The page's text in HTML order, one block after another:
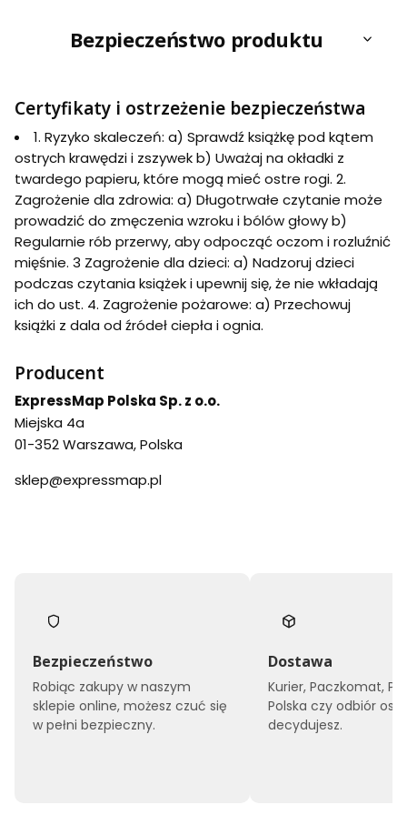
samochodowa +
Miniprzewodnik /
Bezpieczeństwo produktu
Certyfikaty i ostrzeżenie bezpieczeństwa
1. Ryzyko skaleczeń: a) Sprawdź książkę pod kątem
ostrych krawędzi i zszywek b) Uważaj na okładki z
twardego papieru, które mogą mieć ostre rogi. 2.
Zagrożenie dla zdrowia: a) Długotrwałe czytanie może
prowadzić do zmęczenia wzroku i bólów głowy b)
Regularnie rób przerwy, aby odpocząć oczom i rozluźnić
mięśnie. 3 Zagrożenie dla dzieci: a) Nadzoruj dzieci
podczas czytania książek i upewnij się, że nie wkładają
ich do ust. 4. Zagrożenie pożarowe: a) Przechowuj
książki z dala od źródeł ciepła i ognia.
Producent
ExpressMap Polska Sp. z o.o.
Miejska 4a
01-352 Warszawa, Polska
sklep@expressmap.pl
Bezpieczeństwo
Robiąc zakupy w naszym
sklepie online, możesz czuć się
w pełni bezpieczny.
Dostawa
Kurier, Paczkomat,
Polska czy odbiór
decydujesz.